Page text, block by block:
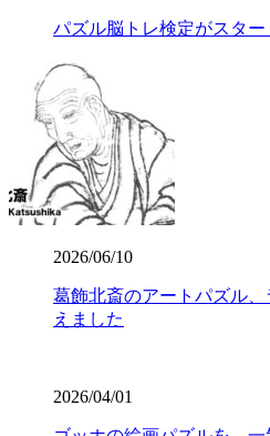
パズル脳トレ検定がスター
2026/06/10
葛飾北斎のアートパズル
えました
2026/04/01